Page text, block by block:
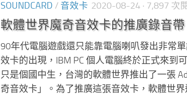
SOUNDCARD / 音效卡 2020-08-24 · 7,897 次
軟體世界魔奇音效卡的推廣錄音帶
90年代電腦遊戲還只能靠電腦喇叭發出非常
效卡的出現，IBM PC 個人電腦終於正式來到
只是個國中生，台灣的軟體世界推出了一張
奇音效卡」。為了推廣這張音效卡，軟體世界